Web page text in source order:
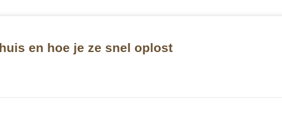
en hoe je ze snel oplost